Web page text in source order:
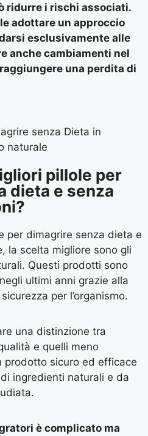
ridurre i rischi associati.
adottare un approccio
esclusivamente alle
anche cambiamenti nel
una perdita di
pillole per
dieta e senza
per dimagrire senza dieta e
la scelta migliore sono gli
Questi prodotti sono
ultimi anni grazie alla
per l’organismo.
una distinzione tra
e quelli meno
sicuro ed efficace
ingredienti naturali e da
è complicato ma